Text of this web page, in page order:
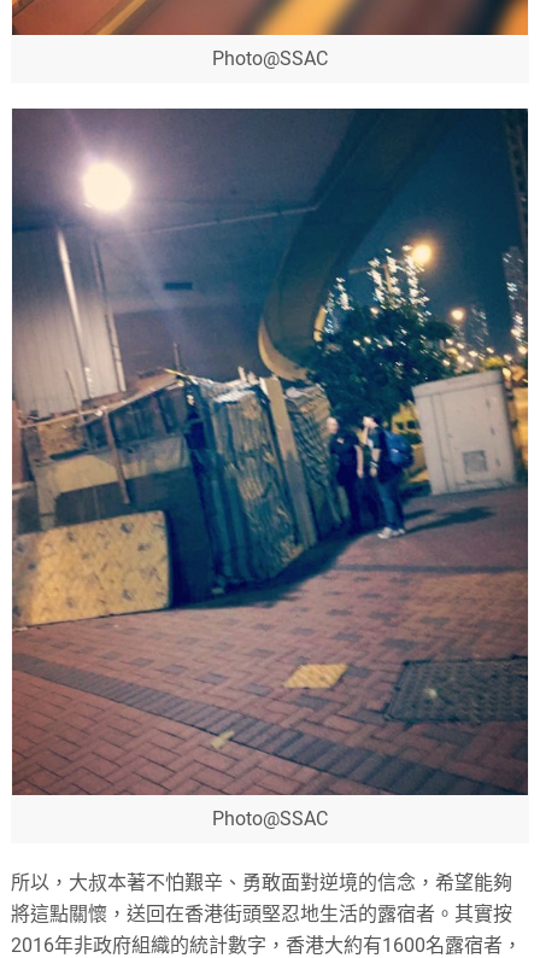
Photo@SSAC
Photo@SSAC
所以，大叔本著不怕艱辛、勇敢面對逆境的信念，希望能夠
將這點關懷，送回在香港街頭堅忍地生活的露宿者。其實按
2016年非政府組織的統計數字，香港大約有1600名露宿者，